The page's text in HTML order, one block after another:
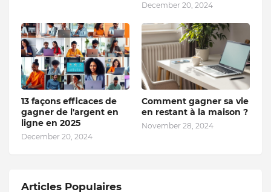
December 20, 2024
13 façons efficaces de
gagner de l'argent en
ligne en 2025
December 20, 2024
Comment gagner sa vie
en restant à la maison ?
November 28, 2024
Articles Populaires